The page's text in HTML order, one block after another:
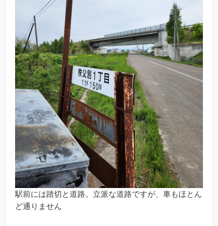
駅前には踏切と道路。立派な道路ですが、車もほとん
ど通りません